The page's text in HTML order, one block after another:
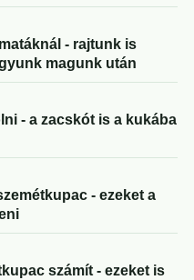
- rajtunk is
magunk után
- a zacskót is a kukába
- ezeket a
számít - ezeket is